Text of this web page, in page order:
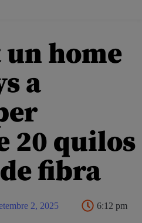
home
a
20 quilos
fibra
2, 2025 6:12 pm